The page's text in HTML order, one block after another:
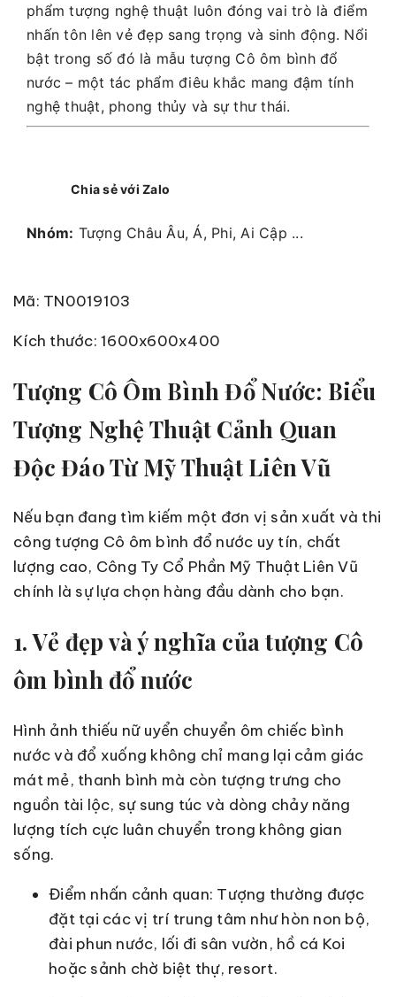
phẩm tượng nghệ thuật luôn đóng vai trò là điểm
nhấn tôn lên vẻ đẹp sang trọng và sinh động. Nổi
bật trong số đó là mẫu tượng Cô ôm bình đổ
nước – một tác phẩm điêu khắc mang đậm tính
nghệ thuật, phong thủy và sự thư thái.
Chia sẻ với Zalo
Nhóm: Tượng Châu Âu, Á, Phi, Ai Cập ...
Mã: TN0019103
Kích thước: 1600x600x400
Tượng Cô Ôm Bình Đổ Nước: Biểu
Tượng Nghệ Thuật Cảnh Quan
Độc Đáo Từ Mỹ Thuật Liên Vũ
Nếu bạn đang tìm kiếm một đơn vị sản xuất và thi
công tượng Cô ôm bình đổ nước uy tín, chất
lượng cao, Công Ty Cổ Phần Mỹ Thuật Liên Vũ
chính là sự lựa chọn hàng đầu dành cho bạn.
1. Vẻ đẹp và ý nghĩa của tượng Cô
ôm bình đổ nước
Hình ảnh thiếu nữ uyển chuyển ôm chiếc bình
nước và đổ xuống không chỉ mang lại cảm giác
mát mẻ, thanh bình mà còn tượng trưng cho
nguồn tài lộc, sự sung túc và dòng chảy năng
lượng tích cực luân chuyển trong không gian
sống.
Điểm nhấn cảnh quan: Tượng thường được
đặt tại các vị trí trung tâm như hòn non bộ,
đài phun nước, lối đi sân vườn, hồ cá Koi
hoặc sảnh chờ biệt thự, resort.